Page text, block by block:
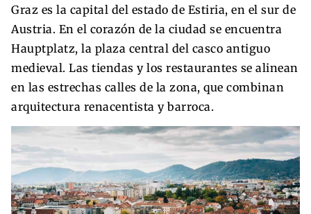
Graz es la capital del estado de Estiria, en el sur de
Austria. En el corazón de la ciudad se encuentra
Hauptplatz, la plaza central del casco antiguo
medieval. Las tiendas y los restaurantes se alinean
en las estrechas calles de la zona, que combinan
arquitectura renacentista y barroca.